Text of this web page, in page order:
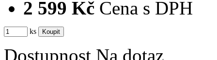
2 599 Kč Cena s DPH
ks
Dostupnost Na dotaz